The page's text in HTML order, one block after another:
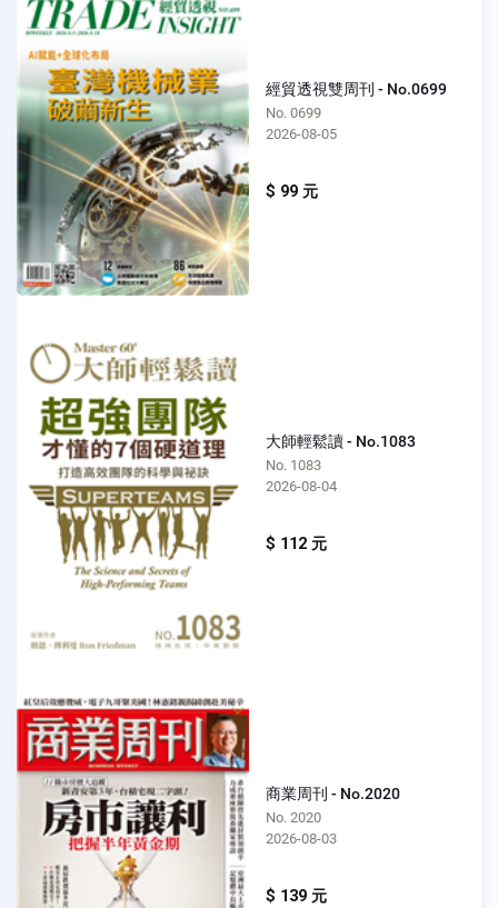
經貿透視雙周刊 - No.0699
No. 0699
2026-08-05
$ 99 元
大師輕鬆讀 - No.1083
No. 1083
2026-08-04
$ 112 元
商業周刊 - No.2020
No. 2020
2026-08-03
$ 139 元